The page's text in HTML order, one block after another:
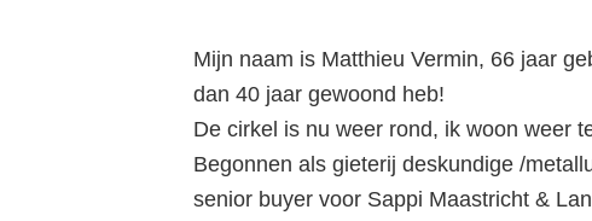
Mijn naam is Matthieu Vermin, 66 jaar
dan 40 jaar gewoond heb!
De cirkel is nu weer rond, ik woon weer
Begonnen als gieterij deskundige /
senior buyer voor Sappi Maastricht &